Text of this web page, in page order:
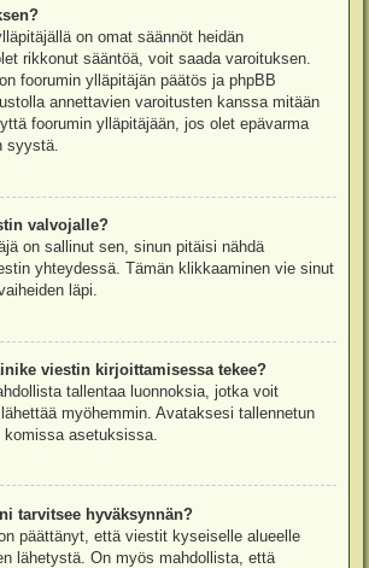
on omat säännöt heidän
rikkonut sääntöä, voit saada varoituksen.
foorumin ylläpitäjän päätös ja phpBB
annettavien varoitusten kanssa mitään
foorumin ylläpitäjään, jos olet epävarma
syystä.
valvojalle?
on sallinut sen, sinun pitäisi nähdä
yhteydessä. Tämän klikkaaminen vie sinut
läpi.
viestin kirjoittamisessa tekee?
tallentaa luonnoksia, jotka voit
myöhemmin. Avataksesi tallennetun
komissa asetuksissa.
tarvitsee hyväksynnän?
päättänyt, että viestit kyseiselle alueelle
lähetystä. On myös mahdollista, että